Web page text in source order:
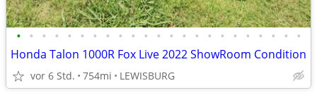
• • • • • • • • • • • • • • • • • • • • • • •
Honda Talon 1000R Fox Live 2022 ShowRoom Condition
vor 6 Std. 754mi LEWISBURG